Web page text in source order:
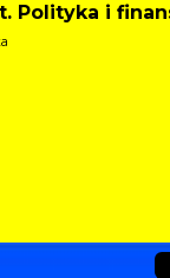
Polityka i